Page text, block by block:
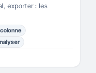
exporter : les